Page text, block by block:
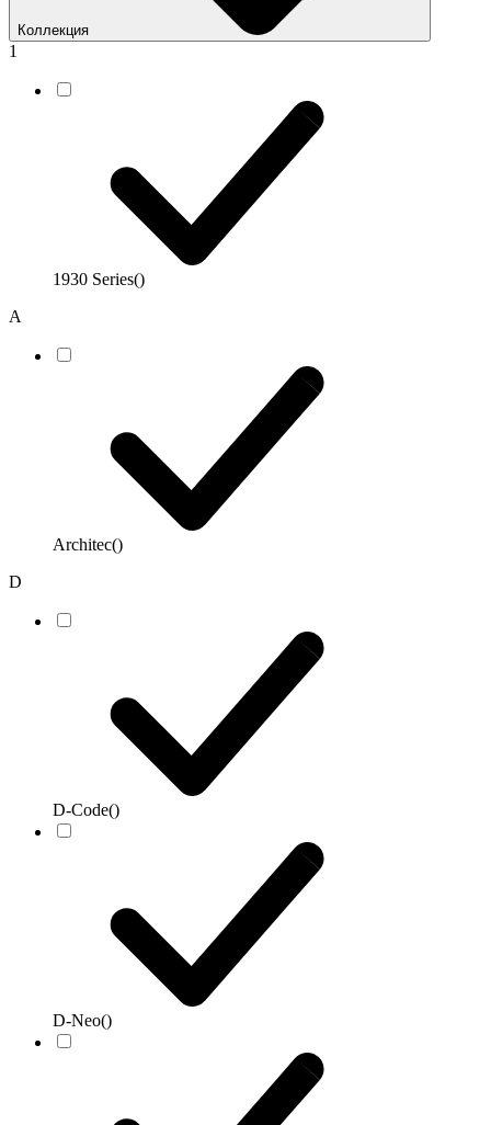
Коллекция
1
1930 Series()
A
Architec()
D
D-Code()
D-Neo()